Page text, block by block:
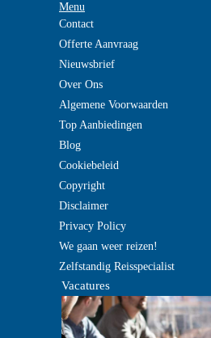
Menu
Contact
Offerte Aanvraag
Nieuwsbrief
Over Ons
Algemene Voorwaarden
Top Aanbiedingen
Blog
Cookiebeleid
Copyright
Disclaimer
Privacy Policy
We gaan weer reizen!
Zelfstandig Reisspecialist
Vacatures